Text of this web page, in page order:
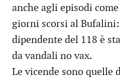
anche agli episodi
giorni scorsi al Bufalini:
dipendente del 118 è
da vandali no vax.
Le vicende sono quelle